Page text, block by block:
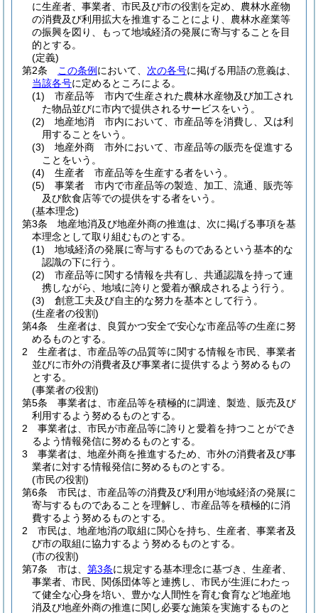
に生産者、事業者、市民及び市の役割を定め、農林水産物
の消費及び利用拡大を推進することにより、農林水産業等
の振興を図り、もって地域経済の発展に寄与することを目
的とする。
(定義)
第2条
この条例 において、 次の各号に掲げる用語の意義は、
当該各号に定めるところによる。
(1)
市産品等 市内で生産された農林水産物及び加工され
た物品並びに市内で提供されるサービスをいう。
(2)
地産地消 市内において、市産品等を消費し、又は利
用することをいう。
(3)
地産外商 市外において、市産品等の販売を促進する
ことをいう。
(4)
生産者 市産品等を生産する者をいう。
(5)
事業者 市内で市産品等の製造、加工、流通、販売等
及び飲食店等での提供をする者をいう。
(基本理念)
第3条
地産地消及び地産外商の推進は、次に掲げる事項を基
本理念として取り組むものとする。
(1)
地域経済の発展に寄与するものであるという基本的な
認識の下に行う。
(2)
市産品等に関する情報を共有し、共通認識を持って連
携しながら、地域に誇りと愛着が醸成されるよう行う。
(3)
創意工夫及び自主的な努力を基本として行う。
(生産者の役割)
第4条
生産者は、良質かつ安全で安心な市産品等の生産に努
めるものとする。
2
生産者は、市産品等の品質等に関する情報を市民、事業者
並びに市外の消費者及び事業者に提供するよう努めるもの
とする。
(事業者の役割)
第5条
事業者は、市産品等を積極的に調達、製造、販売及び
利用するよう努めるものとする。
2
事業者は、市民が市産品等に誇りと愛着を持つことができ
るよう情報発信に努めるものとする。
3
事業者は、地産外商を推進するため、市外の消費者及び事
業者に対する情報発信に努めるものとする。
(市民の役割)
第6条
市民は、市産品等の消費及び利用が地域経済の発展に
寄与するものであることを理解し、市産品等を積極的に消
費するよう努めるものとする。
2
市民は、地産地消の取組に関心を持ち、生産者、事業者及
び市の取組に協力するよう努めるものとする。
(市の役割)
第7条
市は、 第3条に規定する基本理念に基づき、生産者、
事業者、市民、関係団体等と連携し、市民が生涯にわたっ
て健全な心身を培い、豊かな人間性を育む食育など地産地
消及び地産外商の推進に関し必要な施策を実施するものと